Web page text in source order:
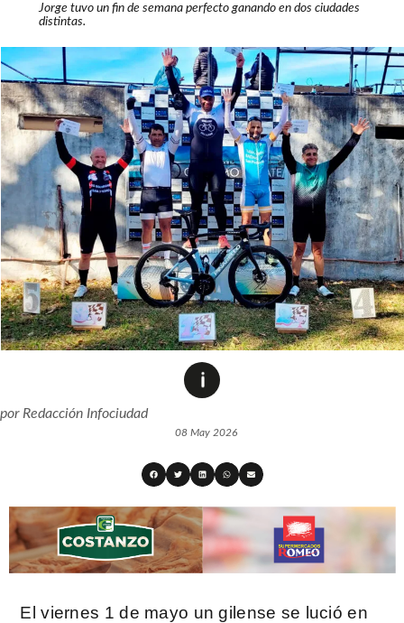
Jorge tuvo un fin de semana perfecto ganando en dos ciudades
distintas.
porRedacción Infociudad
08 May 2026
El viernes 1 de mayo un gilense se lució en